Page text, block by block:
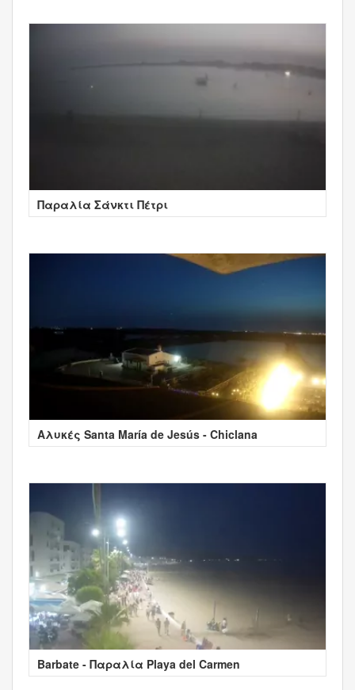
Παραλία Σάνκτι Πέτρι
Αλυκές Santa María de Jesús - Chiclana
Barbate - Παραλία Playa del Carmen